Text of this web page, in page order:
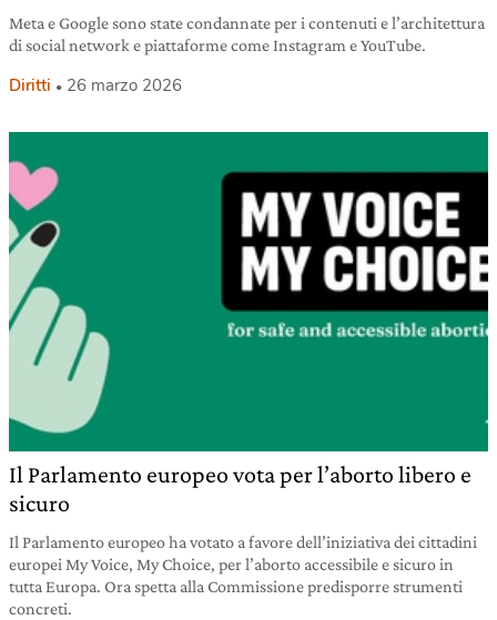
Meta e Google sono state condannate per i contenuti e l’architettura
di social network e piattaforme come Instagram e YouTube.
Diritti 26 marzo 2026
Il Parlamento europeo vota per l’aborto libero e
sicuro
Il Parlamento europeo ha votato a favore dell’iniziativa dei cittadini
europei My Voice, My Choice, per l’aborto accessibile e sicuro in
tutta Europa. Ora spetta alla Commissione predisporre strumenti
concreti.